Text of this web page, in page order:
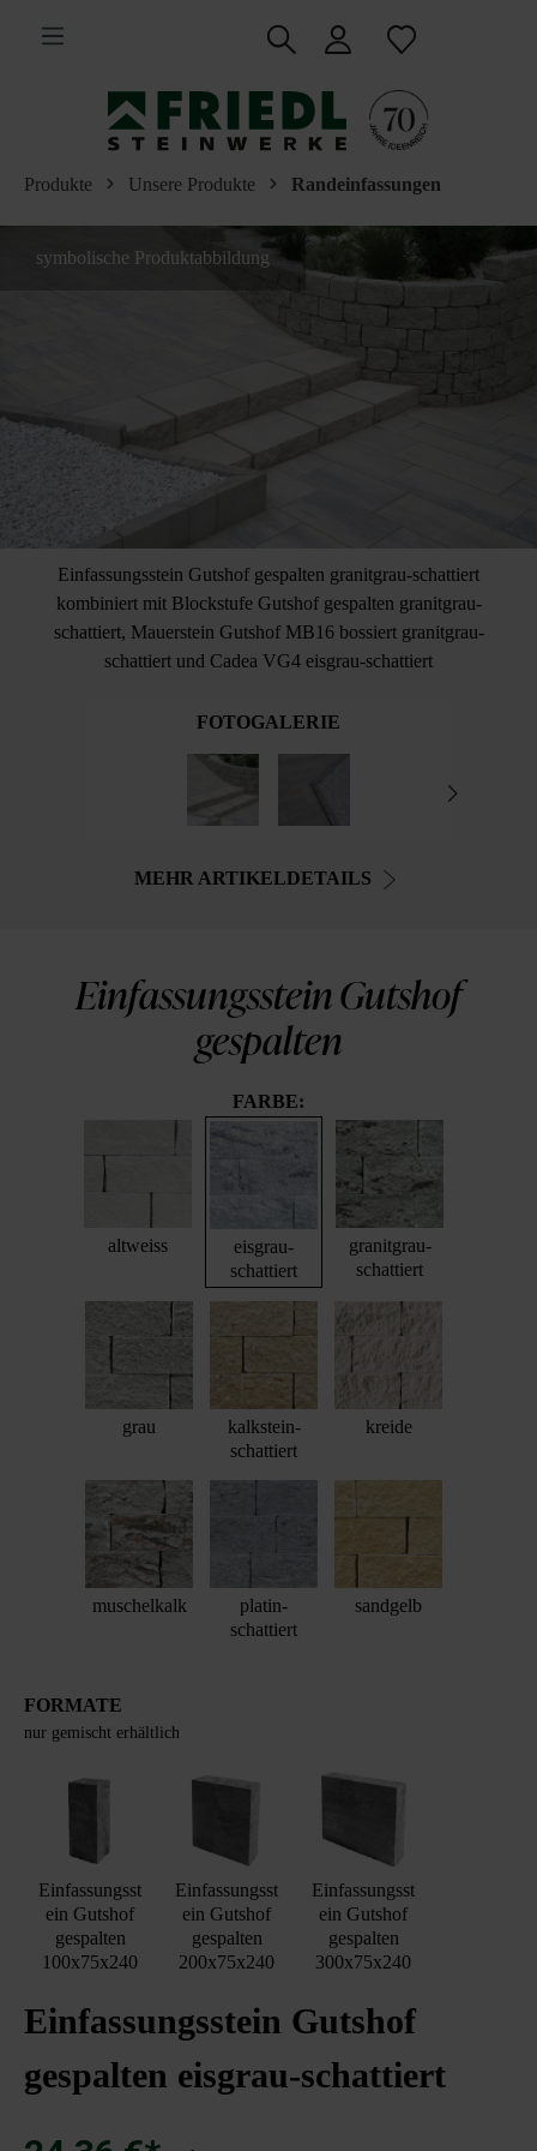
springen
Produkte Unsere Produkte Randeinfassungen
Einfassungsstein Gutshof gespalten granitgrau-schattiert
kombiniert mit Blockstufe Gutshof gespalten granitgrau-
schattiert, Mauerstein Gutshof MB16 bossiert granitgrau-
schattiert und Cadea VG4 eisgrau-schattiert
symbolische Produktabbildung
FOTOGALERIE
MEHR ARTIKELDETAILS
Einfassungsstein Gutshof
gespalten
FARBE:
altweiss
eisgrau-
schattiert
granitgrau-
schattiert
grau
kalkstein-
schattiert
kreide
muschelkalk
platin-
schattiert
sandgelb
FORMATE
nur gemischt erhältlich
Einfassungsst
ein Gutshof
gespalten
100x75x240
Einfassungsst
ein Gutshof
gespalten
200x75x240
Einfassungsst
ein Gutshof
gespalten
300x75x240
Einfassungsstein Gutshof
gespalten eisgrau-schattiert